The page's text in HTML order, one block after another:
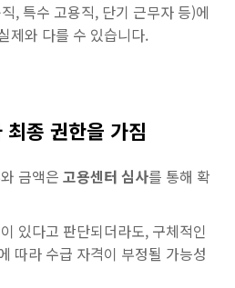
, 특수 고용직, 단기 근무자 등)에
제와 다를 수 있습니다.
종 권한을 가짐
금액은 고용센터 심사를 통해 확
있다고 판단되더라도, 구체적인
따라 수급 자격이 부정될 가능성